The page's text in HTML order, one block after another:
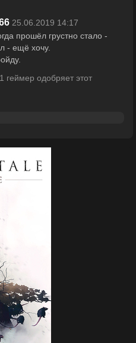
25.06.2019 14:17
прошёл грустно стало -
- ещё хочу.
1 геймер одобряет этот